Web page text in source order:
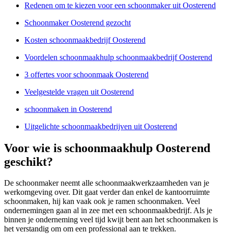
Redenen om te kiezen voor een schoonmaker uit Oosterend
Schoonmaker Oosterend gezocht
Kosten schoonmaakbedrijf Oosterend
Voordelen schoonmaakhulp schoonmaakbedrijf Oosterend
3 offertes voor schoonmaak Oosterend
Veelgestelde vragen uit Oosterend
schoonmaken in Oosterend
Uitgelichte schoonmaakbedrijven uit Oosterend
Voor wie is schoonmaakhulp Oosterend
geschikt?
De schoonmaker neemt alle schoonmaakwerkzaamheden van je
werkomgeving over. Dit gaat verder dan enkel de kantoorruimte
schoonmaken, hij kan vaak ook je ramen schoonmaken. Veel
ondernemingen gaan al in zee met een schoonmaakbedrijf. Als je
binnen je onderneming veel tijd kwijt bent aan het schoonmaken is
het verstandig om om een professional aan te trekken.